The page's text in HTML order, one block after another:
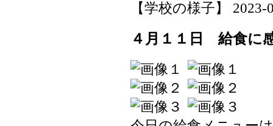
【学校の様子】 2023-
４月１１日 給食に